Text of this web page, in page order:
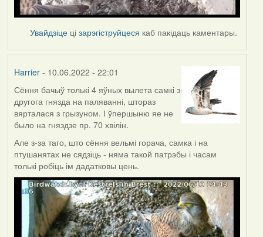
Увайдзіце цізарэгіструйцеся каб пакідаць каментары.
Harrier- 10.06.2022 - 22:01
Сёння бачыў толькі 4 яўных вылета самкі з
другога гнязда на паляванні, штораз
вярталася з грызуном. І ўпершыню яе не
было на гняздзе пр. 70 хвілін.
Але з-за таго, што сёння вельмі горача, самка і на
птушанятах не сядзіць - няма такой патрэбы і часам
толькі робіць ім дадатковы цень.